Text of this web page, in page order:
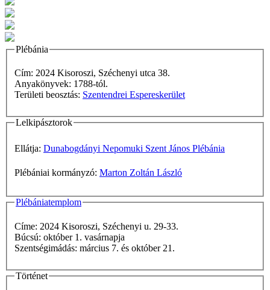
Plébánia
Cím: 2024 Kisoroszi, Széchenyi utca 38.
Anyakönyvek: 1788-tól.
Területi beosztás: Szentendrei Espereskerület
Lelkipásztorok
Ellátja: Dunabogdányi Nepomuki Szent János Plébánia
Plébániai kormányzó: Marton Zoltán László
Plébániatemplom
Címe: 2024 Kisoroszi, Széchenyi u. 29-33.
Búcsú: október 1. vasárnapja
Szentségimádás: március 7. és október 21.
Történet